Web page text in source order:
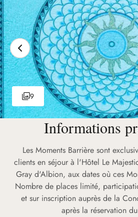
9
Informations
Les Moments Barrière sont
clients en séjour à l'Hôtel Le
Gray d'Albion, aux dates où ces
Nombre de places limité,
et sur inscription auprès de la
après la réservation